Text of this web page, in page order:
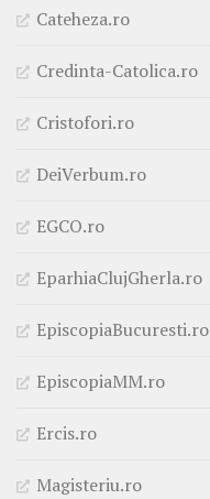
Cateheza.ro
Credinta-Catolica.ro
Cristofori.ro
DeiVerbum.ro
EGCO.ro
EparhiaClujGherla.ro
EpiscopiaBucuresti.ro
EpiscopiaMM.ro
Ercis.ro
Magisteriu.ro